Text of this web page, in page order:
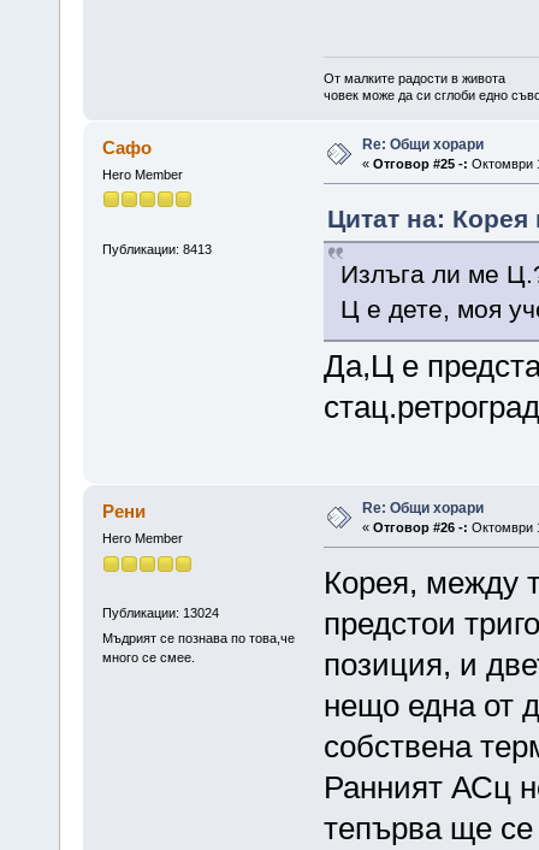
От малките радости в живота
човек може да си сглоби едно
Сафо
Hero Member
Публикации: 8413
Re: Общи хорари
« Отговор #25 -: Октомври
Цитат на:
Излъга ли ме
Ц е дете, моя
Да,Ц е
Рени
Hero Member
Публикации: 13024
Мъдрият се познава по това,че
много се смее.
Re: Общи хорари
« Отговор #26 -: Октомври
Корея, между
предстои
позиция, и
нещо една от
собствена
Ранният АСц
тепърва ще се